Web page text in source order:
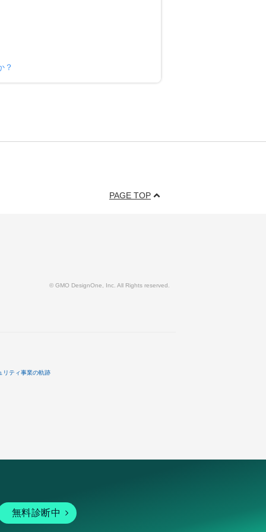
？
PAGE TOP
© GMO DesignOne, Inc. All Rights reserved.
リティ事業の軌跡
無料診断中